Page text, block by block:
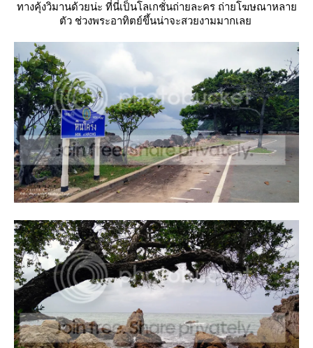
ทางคุ้งวิมานด้วยน่ะ ที่นี่เป็นโลเกชั่นถ่ายละคร ถ่ายโฆษณาหลา
ตัว ช่วงพระอาทิตย์ขึ้นน่าจะสวยงามมากเล